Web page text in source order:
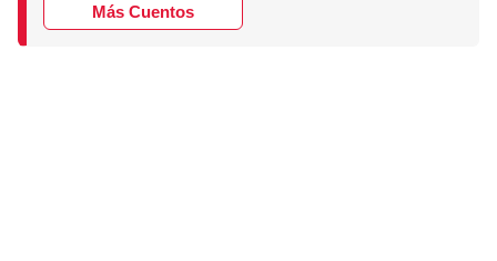
Más Cuentos